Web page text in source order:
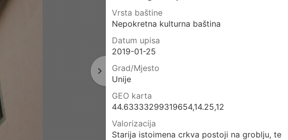
navigate_next
Next
page
Vrsta baštine
Nepokretna kulturna baština
Datum upisa
2019-01-25
Grad/Mjesto
Unije
GEO karta
44.63333299319654,14.25,12
Valorizacija
Starija istoimena crkva postoji na groblju, te